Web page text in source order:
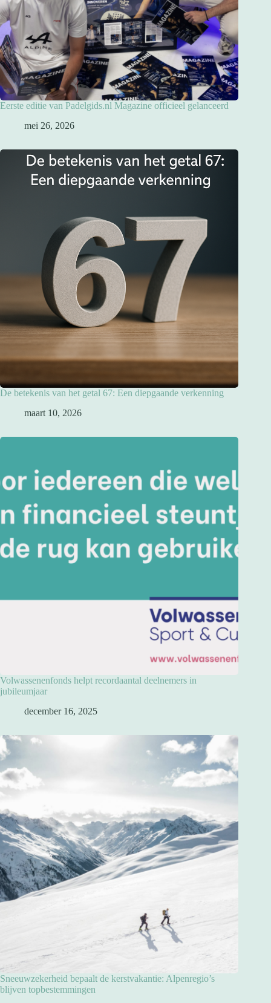
Eerste editie van Padelgids.nl Magazine officieel gelanceerd
mei 26, 2026
De betekenis van het getal 67: Een diepgaande verkenning
maart 10, 2026
Volwassenenfonds helpt recordaantal deelnemers in
jubileumjaar
december 16, 2025
Sneeuwzekerheid bepaalt de kerstvakantie: Alpenregio’s
blijven topbestemmingen